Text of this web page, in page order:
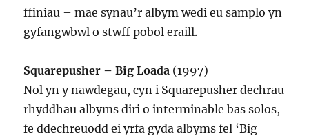
ffiniau – mae synau’r albym wedi eu samplo yn
gyfangwbwl o stwff pobol eraill.
Squarepusher – Big Loada (1997)
Nol yn y nawdegau, cyn i Squarepusher dechrau
rhyddhau albyms diri o interminable bas solos,
fe ddechreuodd ei yrfa gyda albyms fel ‘Big